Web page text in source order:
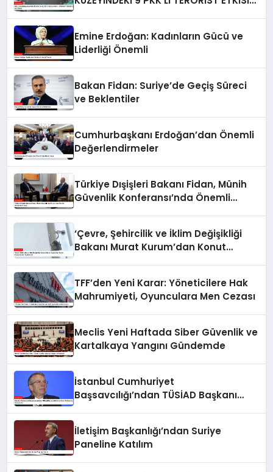
Emine Erdoğan: Kadınların Gücü ve
Liderliği Önemli
Bakan Fidan: Suriye’de Geçiş Süreci
ve Beklentiler
Cumhurbaşkanı Erdoğan’dan Önemli
Değerlendirmeler
Türkiye Dışişleri Bakanı Fidan, Münih
Güvenlik Konferansı’nda Önemli
‘Çevre, Şehircilik ve İklim Değişikliği
Bakanı Murat Kurum’dan Konut
TFF’den Yeni Karar: Yöneticilere Hak
Mahrumiyeti, Oyunculara Men Cezası
Meclis Yeni Haftada Siber Güvenlik ve
Kartalkaya Yangını Gündemde
İstanbul Cumhuriyet
Başsavcılığı’ndan TÜSİAD Başkanı
İletişim Başkanlığı’ndan Suriye
Paneline Katılım